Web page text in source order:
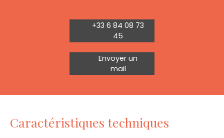
+33 6 84 08 73
45
Envoyer un
mail
Caractéristiques techniques